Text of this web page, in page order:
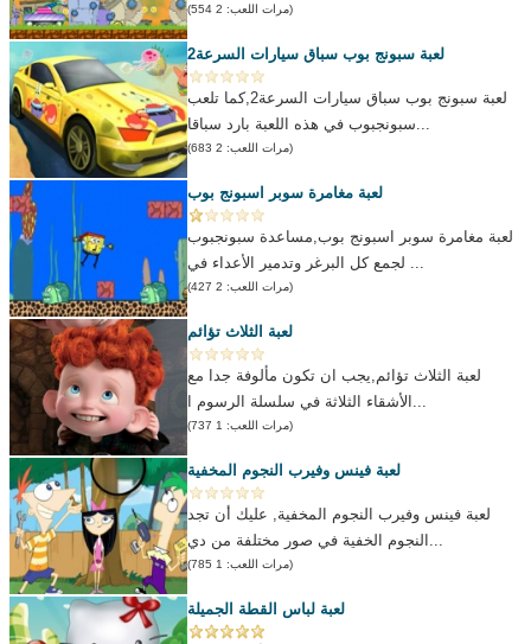
(مرات اللعب: 2 554)
لعبة سبونج بوب سباق سيارات السرعة2
لعبة سبونج بوب سباق سيارات السرعة2,كما تلعب
(مرات اللعب: 2 683)
لعبة مغامرة سوبر اسبونج بوب
لعبة مغامرة سوبر اسبونج بوب,مساعدة سبونجبوب
(مرات اللعب: 2 427)
لعبة الثلاث تؤائم
لعبة الثلاث تؤائم,يجب ان تكون مألوفة جدا مع
(مرات اللعب: 1 737)
لعبة فينس وفيرب النجوم المخفية
لعبة فينس وفيرب النجوم المخفية, عليك أن تجد
(مرات اللعب: 1 785)
لعبة لباس القطة الجميلة